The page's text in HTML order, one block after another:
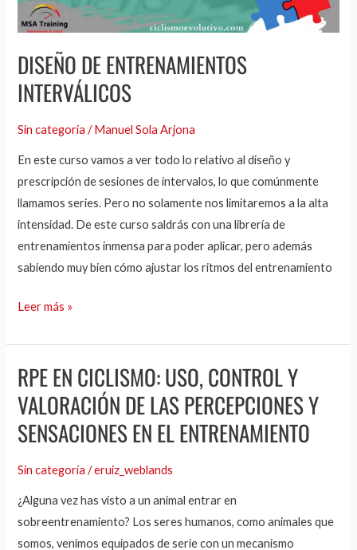
DISEÑO DE ENTRENAMIENTOS
INTERVÁLICOS
Sin categoría /Manuel Sola Arjona
En este curso vamos a ver todo lo relativo al diseño y
prescripción de sesiones de intervalos, lo que comúnmente
llamamos series. Pero no solamente nos limitaremos a la alta
intensidad. De este curso saldrás con una librería de
entrenamientos inmensa para poder aplicar, pero además
sabiendo muy bien cómo ajustar los ritmos del entrenamiento
Leer más »
RPE EN CICLISMO: USO, CONTROL Y
VALORACIÓN DE LAS PERCEPCIONES Y
SENSACIONES EN EL ENTRENAMIENTO
Sin categoría /eruiz_weblands
¿Alguna vez has visto a un animal entrar en
sobreentrenamiento? Los seres humanos, como animales que
somos, venimos equipados de serie con un mecanismo
RPE
en
ciclismo:
Uso,
valoración
de
las